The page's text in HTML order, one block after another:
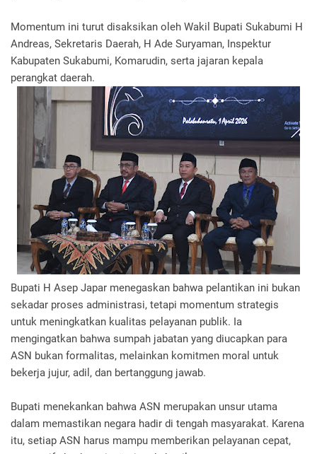
Momentum ini turut disaksikan oleh Wakil Bupati Sukabumi H
Andreas, Sekretaris Daerah, H Ade Suryaman, Inspektur
Kabupaten Sukabumi, Komarudin, serta jajaran kepala
perangkat daerah.
Bupati H Asep Japar menegaskan bahwa pelantikan ini bukan
sekadar proses administrasi, tetapi momentum strategis
untuk meningkatkan kualitas pelayanan publik. Ia
mengingatkan bahwa sumpah jabatan yang diucapkan para
ASN bukan formalitas, melainkan komitmen moral untuk
bekerja jujur, adil, dan bertanggung jawab.
Bupati menekankan bahwa ASN merupakan unsur utama
dalam memastikan negara hadir di tengah masyarakat. Karena
itu, setiap ASN harus mampu memberikan pelayanan cepat,